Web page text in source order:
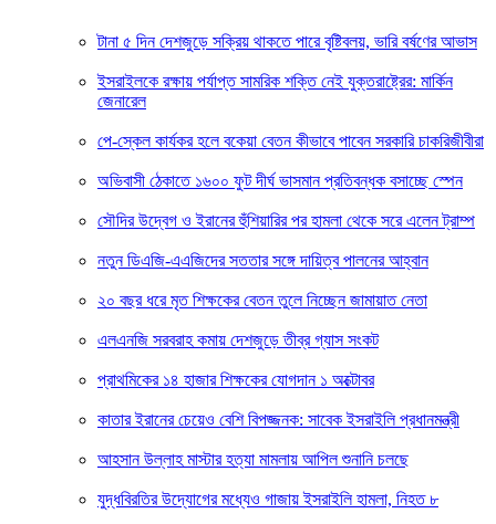
টানা ৫ দিন দেশজুড়ে সক্রিয় থাকতে পারে বৃষ্টিবলয়, ভারি বর্ষণের আভাস
ইসরাইলকে রক্ষায় পর্যাপ্ত সামরিক শক্তি নেই যুক্তরাষ্ট্রের: মার্কিন
জেনারেল
পে-স্কেল কার্যকর হলে বকেয়া বেতন কীভাবে পাবেন সরকারি চাকরিজীবীরা
অভিবাসী ঠেকাতে ১৬০০ ফুট দীর্ঘ ভাসমান প্রতিবন্ধক বসাচ্ছে স্পেন
সৌদির উদ্বেগ ও ইরানের হুঁশিয়ারির পর হামলা থেকে সরে এলেন ট্রাম্প
নতুন ডিএজি-এএজিদের সততার সঙ্গে দায়িত্ব পালনের আহ্বান
২০ বছর ধরে মৃত শিক্ষকের বেতন তুলে নিচ্ছেন জামায়াত নেতা
এলএনজি সরবরাহ কমায় দেশজুড়ে তীব্র গ্যাস সংকট
প্রাথমিকের ১৪ হাজার শিক্ষকের যোগদান ১ অক্টোবর
কাতার ইরানের চেয়েও বেশি বিপজ্জনক: সাবেক ইসরাইলি প্রধানমন্ত্রী
আহসান উল্লাহ মাস্টার হত্যা মামলায় আপিল শুনানি চলছে
যুদ্ধবিরতির উদ্যোগের মধ্যেও গাজায় ইসরাইলি হামলা, নিহত ৮